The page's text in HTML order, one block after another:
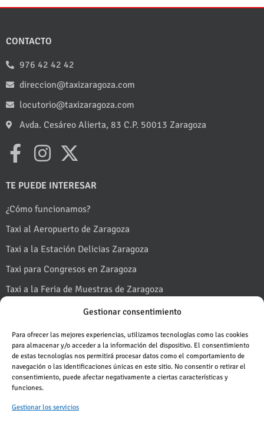
Gestionar consentimiento
Para ofrecer las mejores experiencias, utilizamos tecnologías como las cookies
para almacenar y/o acceder a la información del dispositivo. El consentimiento
de estas tecnologías nos permitirá procesar datos como el comportamiento de
navegación o las identificaciones únicas en este sitio. No consentir o retirar el
consentimiento, puede afectar negativamente a ciertas características y
funciones.
Gestionar los servicios
CONTACTO
976 42 42 42
direccion@taxizaragoza.com
locutorio@taxizaragoza.com
Avda. Cesáreo Alierta, 83 C.P. 50013 Zaragoza
TE PUEDE INTERESAR
¿Cómo funcionamos?
Taxi al Aeropuerto de Zaragoza
Taxi a la Estación Delicias Zaragoza
Taxi para Congresos en Zaragoza
Taxi a la Feria de Muestras de Zaragoza
Taxi a Puerto Venecia
Taxi en Fiestas del Pilar en Zaragoza
Taxi al Monasterio de Piedra
Taxi al Pirineo desde Zaragoza
Blog